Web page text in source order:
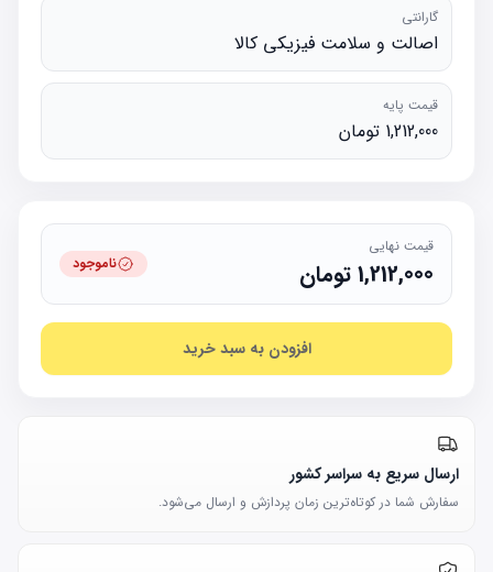
گارانتی
اصالت و سلامت فیزیکی کالا
قیمت پایه
1,212,000 تومان
قیمت نهایی
1,212,000تومان ناموجود
افزودن به سبد خرید
ارسال سریع به سراسر کشور
سفارش شما در کوتاه‌ترین زمان پردازش و ارسال می‌شود.